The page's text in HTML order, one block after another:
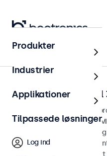
Hjem
HDMI-skærme fra 7 til
HDMI-skærme designet til
kontinuerlig brug. Vores
konfigurationsmuligheder
hvilket gør dem nemme at
anvendelsesform og ethvert
Produkter
Industrier
Applikationer
Tilpassede løsninger
Log ind